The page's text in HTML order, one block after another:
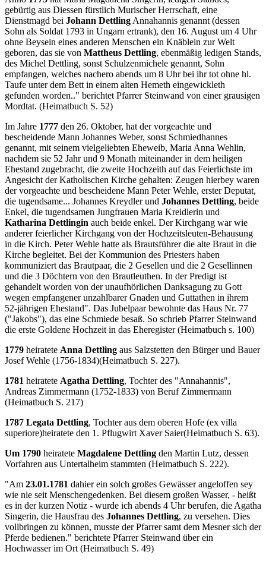
gebürtig aus Diessen fürstlich Murischer Herrschaft, eine
Dienstmagd bei Johann Dettling Annahannis genannt (dessen
Sohn als Soldat 1793 in Ungarn ertrank), den 16. August um 4 Uhr
ohne Beysein eines anderen Menschen ein Knäblein zur Welt
geboren, das sie von Mattheus Dettling, ebenmäßig ledigen Stands,
des Michel Dettling, sonst Schulzenmichele genannt, Sohn
empfangen, welches nachero abends um 8 Uhr bei ihr tot ohne hl.
Taufe unter dem Bett in einem alten Hemeth eingewickleth
gefunden worden.." berichtet Pfarrer Steinwand von einer grausigen
Mordtat. (Heimatbuch S. 52)
Im Jahre 1777 den 26. Oktober, hat der vorgeachte und
bescheidende Mann Johannes Weber, sonst Schmiedhannes
genannt, mit seinem vielgeliebten Eheweib, Maria Anna Wehlin,
nachdem sie 52 Jahr und 9 Monath miteinander in dem heiligen
Ehestand zugebracht, die zweite Hochzeith auf das Feierlichste im
Angesicht der Katholischen Kirche gehalten: Zeugen hierbey waren
der vorgeachte und bescheidene Mann Peter Wehle, erster Deputat,
die tugendsame... Johannes Kreydler und Johannes Dettling, beide
Enkel, die tugendsamen Jungfrauen Maria Kreidlerin und
Katharina Dettlingin auch beide enkel. Der Kirchgang war wie
anderer feierlicher Kirchgang von der Hochzeitsleuten-Behausung
in die Kirch. Peter Wehle hatte als Brautsführer die alte Braut in die
Kirche begleitet. Bei der Kommunion des Priesters haben
kommuniziert das Brautpaar, die 2 Gesellen und die 2 Gesellinnen
und die 3 Döchtern von den Brautleuthen. In der Predigt ist
gehandelt worden von der unaufhörlichen Danksagung zu Gott
wegen empfangener unzahlbarer Gnaden und Guttathen in ihrem
52-jährigen Ehestand". Das Jubelpaar bewohnte das Haus Nr. 77
("Jakobs"), das eine Schmiede besaß. So schrieb Pfarrer Steinwand
die erste Goldene Hochzeit in das Eheregister (Heimatbuch s. 100)
1779 heiratete Anna Dettling aus Salzstetten den Bürger und Bauer
Josef Wehle (1756-1834)(Heimatbuch S. 227).
1781 heiratete Agatha Dettling, Tochter des "Annahannis",
Andreas Zimmermann (1752-1833) von Beruf Zimmermann
(Heimatbuch S. 217)
1787 Legata Dettling, Tochter aus dem oberen Hofe (ex villa
superiore)heiratete den 1. Pflugwirt Xaver Saier(Heimatbuch S. 63).
Um 1790 heiratete Magdalene Dettling den Martin Lutz, dessen
Vorfahren aus Untertalheim stammten (Heimatbuch S. 222).
"Am 23.01.1781 dahier ein solch großes Gewässer angeloffen sey
wie nie seit Menschengedenken. Bei diesem großen Wasser, - heißt
es in der kurzen Notiz - wurde ich abends 4 Uhr berufen, die Agatha
Singerin, die Hausfrau des Johannes Dettling, zu versehen. Dies
vollbringen zu können, musste der Pfarrer samt dem Mesner sich der
Pferde bedienen." berichtete Pfarrer Steinwand über ein
Hochwasser im Ort (Heimatbuch S. 49)